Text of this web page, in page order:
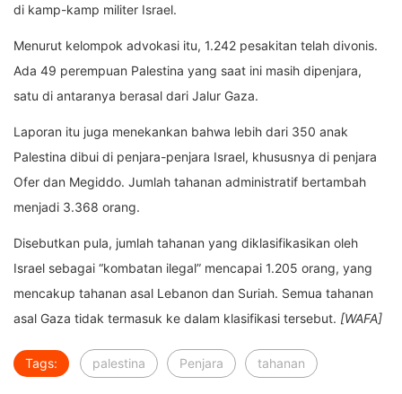
di kamp-kamp militer Israel.
Menurut kelompok advokasi itu, 1.242 pesakitan telah divonis.
Ada 49 perempuan Palestina yang saat ini masih dipenjara,
satu di antaranya berasal dari Jalur Gaza.
Laporan itu juga menekankan bahwa lebih dari 350 anak
Palestina dibui di penjara-penjara Israel, khususnya di penjara
Ofer dan Megiddo. Jumlah tahanan administratif bertambah
menjadi 3.368 orang.
Disebutkan pula, jumlah tahanan yang diklasifikasikan oleh
Israel sebagai “kombatan ilegal” mencapai 1.205 orang, yang
mencakup tahanan asal Lebanon dan Suriah. Semua tahanan
asal Gaza tidak termasuk ke dalam klasifikasi tersebut. [WAFA]
Tags: palestina Penjara tahanan